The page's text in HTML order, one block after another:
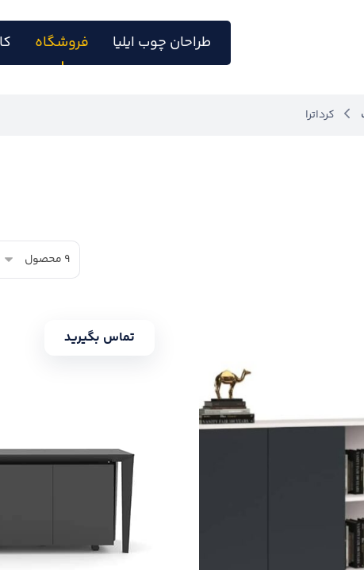
طراحان چوب ایلیا فروشگاه
کرداترا
تماس بگیرید